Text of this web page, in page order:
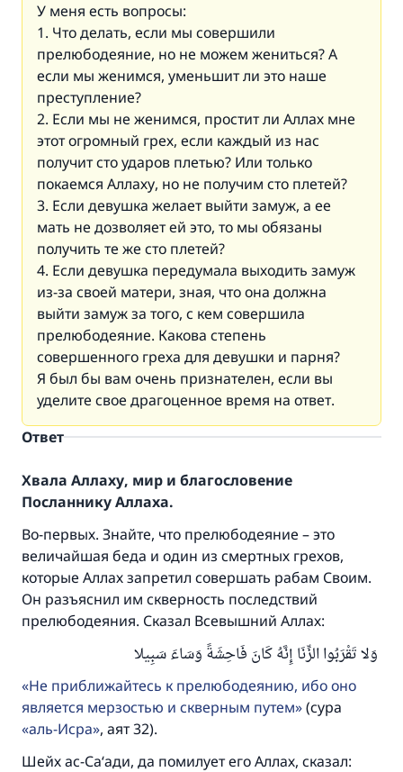
У меня есть вопросы:
1. Что делать, если мы совершили
прелюбодеяние, но не можем жениться? А
если мы женимся, уменьшит ли это наше
преступление?
2. Если мы не женимся, простит ли Аллах мне
этот огромный грех, если каждый из нас
получит сто ударов плетью? Или только
покаемся Аллаху, но не получим сто плетей?
3. Если девушка желает выйти замуж, а ее
мать не дозволяет ей это, то мы обязаны
получить те же сто плетей?
4. Если девушка передумала выходить замуж
из-за своей матери, зная, что она должна
выйти замуж за того, с кем совершила
прелюбодеяние. Какова степень
совершенного греха для девушки и парня?
Я был бы вам очень признателен, если вы
уделите свое драгоценное время на ответ.
Ответ
Хвала Аллаху, мир и благословение
Посланнику Аллаха.
Во-первых. Знайте, что прелюбодеяние – это
величайшая беда и один из смертных грехов,
которые Аллах запретил совершать рабам Своим.
Он разъяснил им скверность последствий
прелюбодеяния. Сказал Всевышний Аллах:
وَلا تَقْرَبُوا الزِّنَا إِنَّهُ كَانَ فَاحِشَةً وَسَاءَ سَبِيلا
Не приближайтесь к прелюбодеянию, ибо оно
является мерзостью и скверным путем (сура
аль-Исра , аят 32).
Шейх ас-Са‘ади, да помилует его Аллах, сказал: